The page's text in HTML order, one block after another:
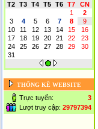
T2
T3 T4 T5 T6 T7
CN
1
2
3
4 5 6 7 8
9
10
11 12 13 14 15
16
17
18 19 20 21 22
23
24
25 26 27 28 29
30
31
THỐNG KÊ WEBSITE
Trực tuyến:
3
Lượt truy cập: 29797394